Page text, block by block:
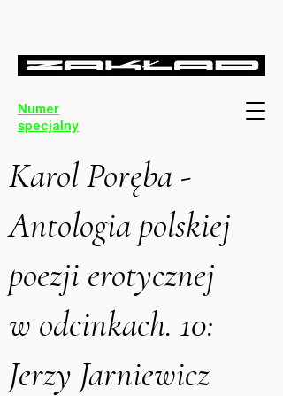
Numer
specjalny
Karol Poręba -
Antologia polskiej
poezji erotycznej
w odcinkach. 10:
Jerzy Jarniewicz